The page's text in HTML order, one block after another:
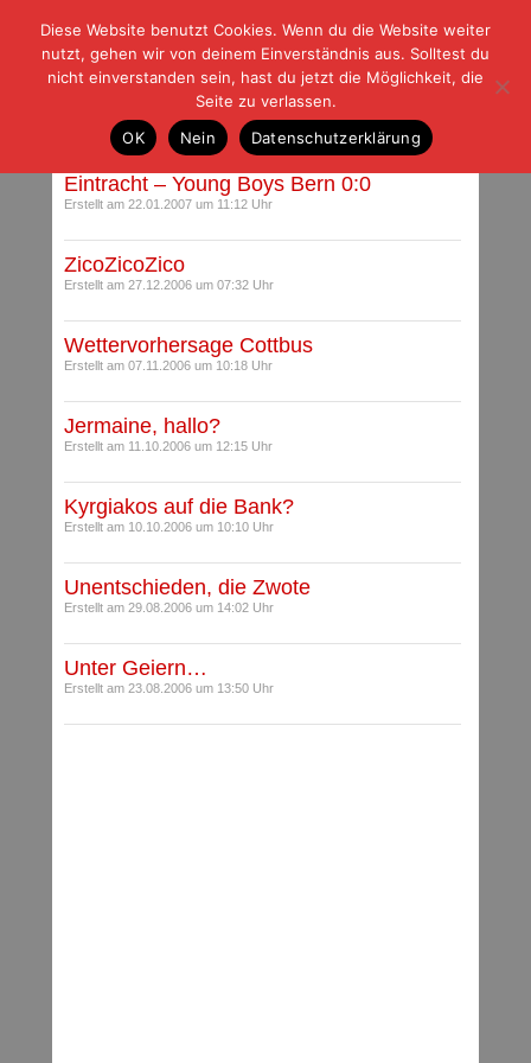
| | |BLOG-GFußball und der Rest
HOME|REGELN|IMPRESSUM |DATENSCHUTZ
Autoren-Archiv
Eintracht – Young Boys Bern 0:0
Erstellt am 22.01.2007 um 11:12 Uhr
ZicoZicoZico
Erstellt am 27.12.2006 um 07:32 Uhr
Wettervorhersage Cottbus
Erstellt am 07.11.2006 um 10:18 Uhr
Jermaine, hallo?
Erstellt am 11.10.2006 um 12:15 Uhr
Kyrgiakos auf die Bank?
Erstellt am 10.10.2006 um 10:10 Uhr
Unentschieden, die Zwote
Erstellt am 29.08.2006 um 14:02 Uhr
Unter Geiern…
Erstellt am 23.08.2006 um 13:50 Uhr
Diese Website benutzt Cookies. Wenn du die Website weiter
nutzt, gehen wir von deinem Einverständnis aus. Solltest du
nicht einverstanden sein, hast du jetzt die Möglichkeit, die
Seite zu verlassen.
OK
Nein Datenschutzerklärung